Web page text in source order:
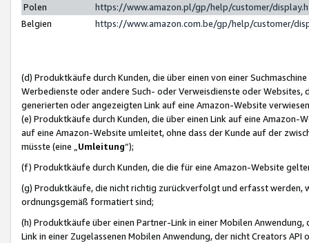
Polen
https://www.amazon.pl/gp/help/customer/
Belgien
https://www.amazon.com.be/gp/help/customer/
(d) Produktkäufe durch Kunden, die über einen von einer
Werbedienste oder andere Such- oder Verweisdienste oder Websites,
generierten oder angezeigten Link auf eine Amazon-Website
(e) Produktkäufe durch Kunden, die über einen Link auf eine
auf eine Amazon-Website umleitet, ohne dass der Kunde auf der
müsste (eine „ Umleitung“);
(f) Produktkäufe durch Kunden, die die für eine Amazon-Website
(g) Produktkäufe, die nicht richtig zurückverfolgt und erfasst werden,
ordnungsgemäß formatiert sind;
(h) Produktkäufe über einen Partner-Link in einer Mobilen
Link in einer Zugelassenen Mobilen Anwendung, der nicht Creators